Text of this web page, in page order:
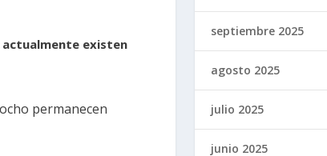
existen
permanecen
septiembre 2025
agosto 2025
julio 2025
junio 2025